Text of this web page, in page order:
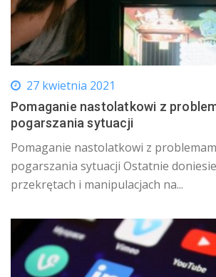
27 kwietnia 2021
Pomaganie nastolatkowi z
pogarszania sytuacji
Pomaganie nastolatkowi z
pogarszania sytuacji Ostatnie
przekrętach i manipulacjach na...